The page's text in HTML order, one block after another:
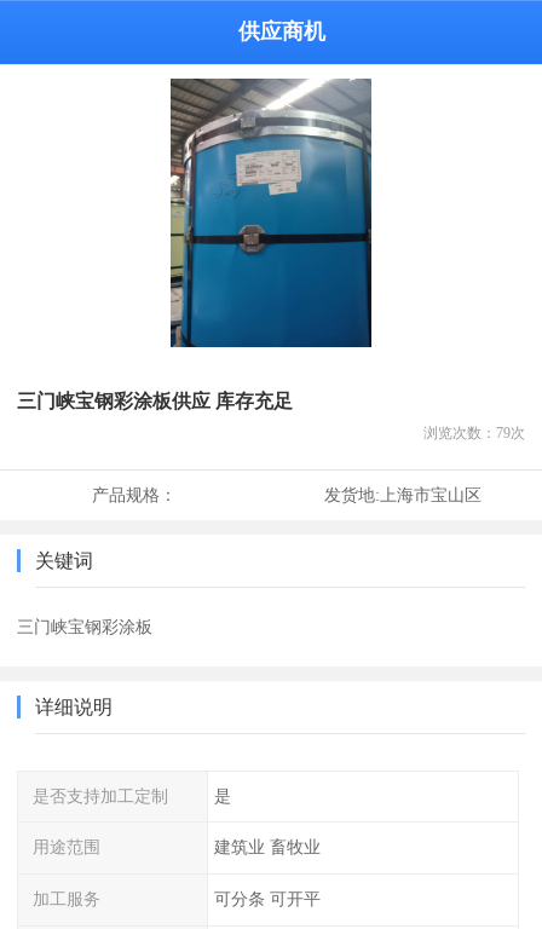
供应商机
三门峡宝钢彩涂板供应 库存充足
浏览次数： 79次
产品规格： 发货地:上海市宝山区
关键词
三门峡宝钢彩涂板
详细说明
是否支持加工定制 是
用途范围 建筑业 畜牧业
加工服务 可分条 可开平